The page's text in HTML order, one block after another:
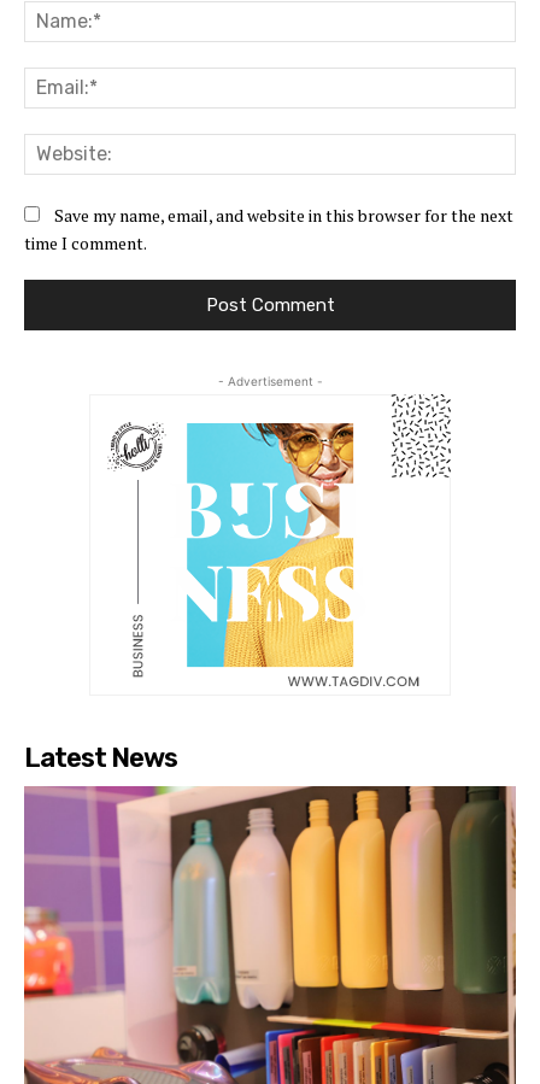
Save my name, email, and website in this browser for the next
time I comment.
- Advertisement -
Latest News